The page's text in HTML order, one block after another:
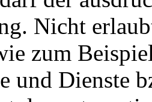
Nicht
zum
und Dienste